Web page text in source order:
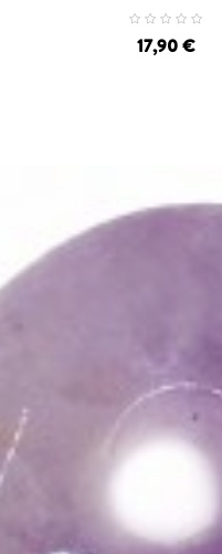
Precio
17,90 €
VISTA RÁPIDA